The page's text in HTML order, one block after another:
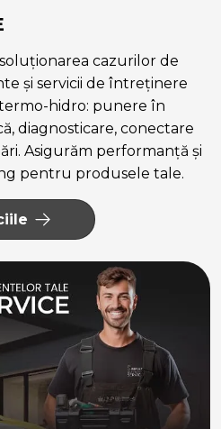
cazurilor de
și servicii de întreținere
hidro: punere în
diagnosticare, conectare
Asigurăm performanță și
pentru produsele tale.